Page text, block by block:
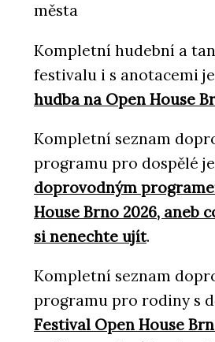
města
Kompletní hudební a
festivalu i s anotacemi
hudba na Open House
Kompletní seznam
programu pro dospělé
doprovodným
House Brno 2026, aneb
si nenechte ujít.
Kompletní seznam
programu pro rodiny s
Festival Open House